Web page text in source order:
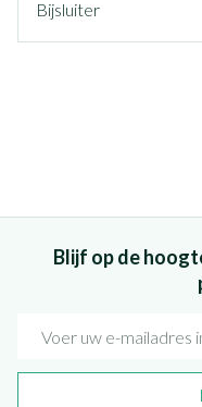
Bijsluiter
Blijf op de